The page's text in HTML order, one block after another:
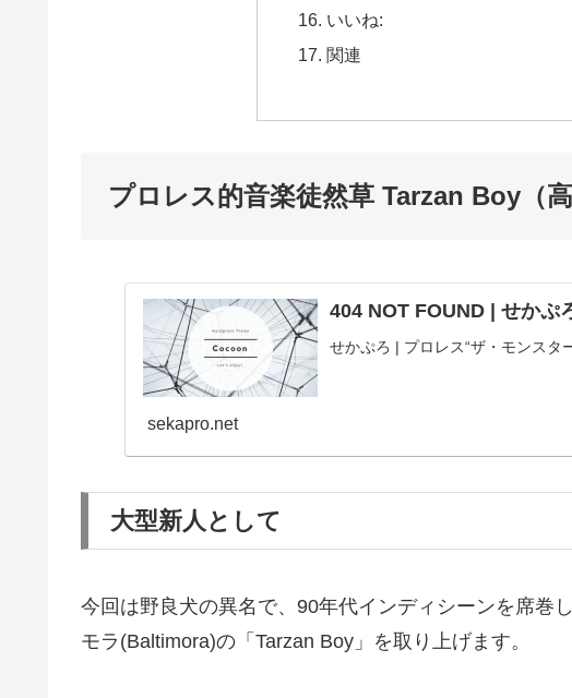
いいね:
関連
プロレス的音楽徒然草 Tarzan Boy（
404 NOT FOUND | せかぷ
せかぷろ | プロレス“ザ・モンスタ
sekapro.net
大型新人として
今回は野良犬の異名で、90年代インディシーンを席巻
モラ(Baltimora)の「Tarzan Boy」を取り上げます。